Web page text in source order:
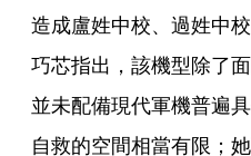
造成盧姓中校、過姓中
巧芯指出，該機型除了
並未配備現代軍機普遍
自救的空間相當有限；